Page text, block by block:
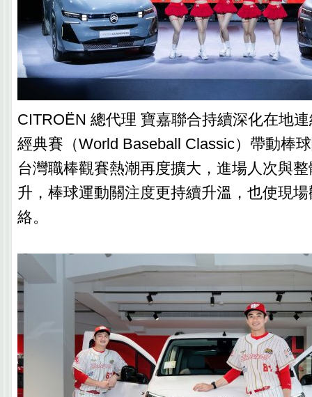
CITROËN 總代理 寶嘉聯合持續深化在地
經典賽（World Baseball Classic）帶動棒
台灣職棒觀賽熱潮再度擴大，進場人次與
升，棒球運動關注度更持續升溫，也使現
絡。